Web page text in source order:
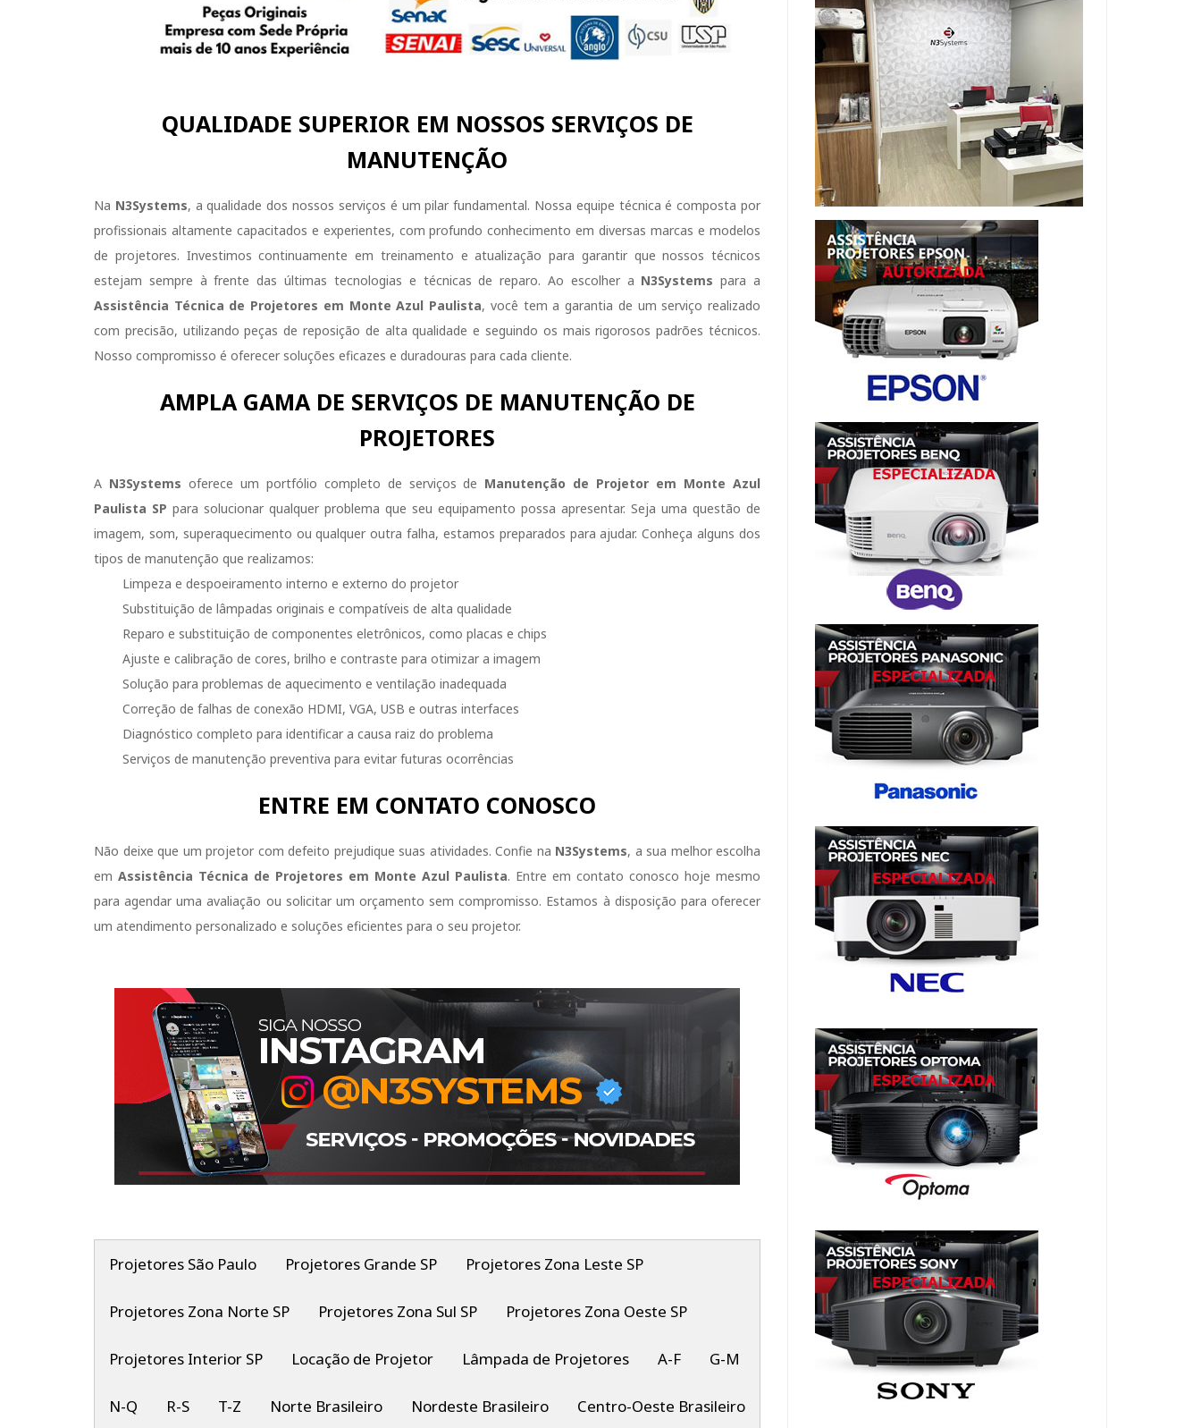
QUALIDADE SUPERIOR EM NOSSOS SERVIÇOS DE
MANUTENÇÃO
Na N3Systems, a qualidade dos nossos serviços é um pilar fundamental. Nossa equipe técnica é composta por
profissionais altamente capacitados e experientes, com profundo conhecimento em diversas marcas e modelos
de projetores. Investimos continuamente em treinamento e atualização para garantir que nossos técnicos
estejam sempre à frente das últimas tecnologias e técnicas de reparo. Ao escolher a N3Systems para a
Assistência Técnica de Projetores em Monte Azul Paulista, você tem a garantia de um serviço realizado
com precisão, utilizando peças de reposição de alta qualidade e seguindo os mais rigorosos padrões técnicos.
Nosso compromisso é oferecer soluções eficazes e duradouras para cada cliente.
AMPLA GAMA DE SERVIÇOS DE MANUTENÇÃO DE
PROJETORES
A N3Systems oferece um portfólio completo de serviços de Manutenção de Projetor em Monte Azul
Paulista SP para solucionar qualquer problema que seu equipamento possa apresentar. Seja uma questão de
imagem, som, superaquecimento ou qualquer outra falha, estamos preparados para ajudar. Conheça alguns dos
tipos de manutenção que realizamos:
Limpeza e despoeiramento interno e externo do projetor
Substituição de lâmpadas originais e compatíveis de alta qualidade
Reparo e substituição de componentes eletrônicos, como placas e chips
Ajuste e calibração de cores, brilho e contraste para otimizar a imagem
Solução para problemas de aquecimento e ventilação inadequada
Correção de falhas de conexão HDMI, VGA, USB e outras interfaces
Diagnóstico completo para identificar a causa raiz do problema
Serviços de manutenção preventiva para evitar futuras ocorrências
ENTRE EM CONTATO CONOSCO
Não deixe que um projetor com defeito prejudique suas atividades. Confie na N3Systems, a sua melhor escolha
em Assistência Técnica de Projetores em Monte Azul Paulista. Entre em contato conosco hoje mesmo
para agendar uma avaliação ou solicitar um orçamento sem compromisso. Estamos à disposição para oferecer
um atendimento personalizado e soluções eficientes para o seu projetor.
Projetores São Paulo Projetores Grande SP Projetores Zona Leste SP
Projetores Zona Norte SP Projetores Zona Sul SP Projetores Zona Oeste SP
Projetores Interior SP Locação de Projetor Lâmpada de Projetores A-F G-M
N-Q R-S T-Z Norte Brasileiro Nordeste Brasileiro Centro-Oeste Brasileiro